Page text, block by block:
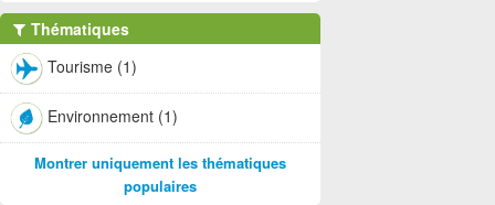
Thématiques
Tourisme (1)
Environnement (1)
Montrer uniquement les thématiques
populaires